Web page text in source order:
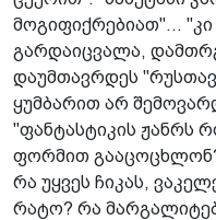
მოგიფიქრებიათ"...
გარდაიცვალა,
დაუმთავრდეს
ყუმბარით არ
"ფანტასტიკის ჟანრს
ფორმით
რა უყვეს ჩიკას,
რატო? რა